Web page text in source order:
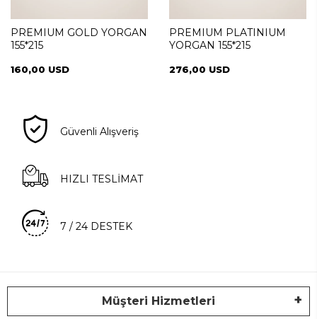
PREMIUM GOLD YORGAN
155*215
160,00 USD
PREMIUM PLATINIUM
YORGAN 155*215
276,00 USD
Güvenli Alışveriş
HIZLI TESLİMAT
7 / 24 DESTEK
Müşteri Hizmetleri